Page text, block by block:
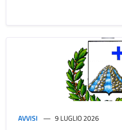
AVVISI 9 LUGLIO 2026